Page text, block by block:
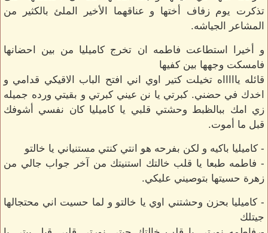
تذكرت يوم زفاف أختها و عناقهما الأخير الملئ بالكثير من
المشاعر الجياشه.
و أخيرا استطاعت فاطمه ان تخرج كاميليا من بين احضانها
فامسكت وجهها بين كفيها
قائله ياااااه تخيلت كتير اوي اني افتح الباب الاقيكي قدامي و
اخدك في حضني. كبرتي يا نن عيني كبرتي و بقيتي ورده جميله
زي امك ببالظبط وحشتي قلبي يا كاميليا كان نفسي أشوفك
قبل ما أموت.
- كاميليا باكيه و لكن بفرحه هو انتي كنتي مستنياني يا خالتو
- فاطمه طبعا يا قلب خالتك استنيتك من آخر جواب جالي من
زهرة حسيتها بتوصيني عليكي.
- كاميليا بحزن وحشتني اوي يا خالتو و لما حسيت اني محتجالها
جيتلك